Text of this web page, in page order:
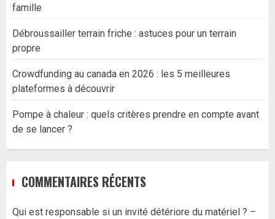
famille
Débroussailler terrain friche : astuces pour un terrain
propre
Crowdfunding au canada en 2026 : les 5 meilleures
plateformes à découvrir
Pompe à chaleur : quels critères prendre en compte avant
de se lancer ?
COMMENTAIRES RÉCENTS
Qui est responsable si un invité détériore du matériel ? –